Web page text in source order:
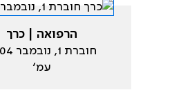
הרפואה | כרך
חוברת 1, נובמבר 2004
עמ׳